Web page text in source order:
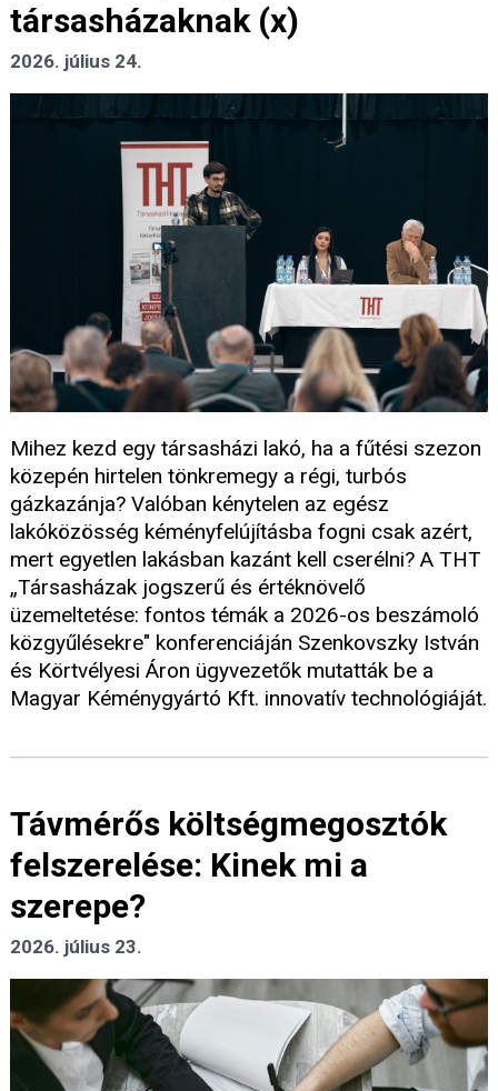
társasházaknak (x)
2026. július 24.
Mihez kezd egy társasházi lakó, ha a fűtési szezon
közepén hirtelen tönkremegy a régi, turbós
gázkazánja? Valóban kénytelen az egész
lakóközösség kéményfelújításba fogni csak azért,
mert egyetlen lakásban kazánt kell cserélni? A THT
„Társasházak jogszerű és értéknövelő
üzemeltetése: fontos témák a 2026-os beszámoló
közgyűlésekre" konferenciáján Szenkovszky István
és Körtvélyesi Áron ügyvezetők mutatták be a
Magyar Kéménygyártó Kft. innovatív technológiáját.
Távmérős költségmegosztók
felszerelése: Kinek mi a
szerepe?
2026. július 23.